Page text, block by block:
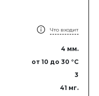
Что входит
4 мм.
от 10 до 30 °C
3
41 мг.